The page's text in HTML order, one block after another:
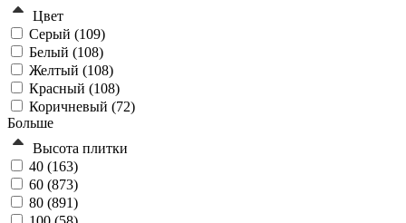
Цвет
Серый (109)
Белый (108)
Желтый (108)
Красный (108)
Коричневый (72)
Больше
Высота плитки
40 (163)
60 (873)
80 (891)